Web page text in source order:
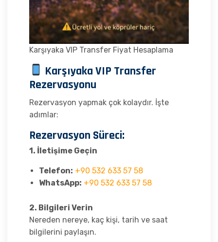
Karşıyaka VIP Transfer Fiyat Hesaplama
Karşıyaka VIP Transfer
Rezervasyonu
Rezervasyon yapmak çok kolaydır. İşte
adımlar:
Rezervasyon Süreci:
1. İletişime Geçin
Telefon: +90 532 633 57 58
WhatsApp: +90 532 633 57 58
2. Bilgileri Verin
Nereden nereye, kaç kişi, tarih ve saat
bilgilerini paylaşın.